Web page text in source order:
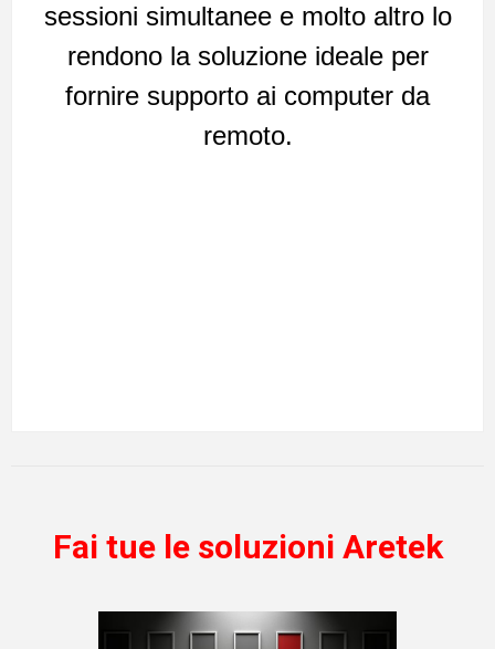
sessioni simultanee e molto altro lo
rendono la soluzione ideale per
fornire supporto ai computer da
remoto.
Fai tue le soluzioni Aretek